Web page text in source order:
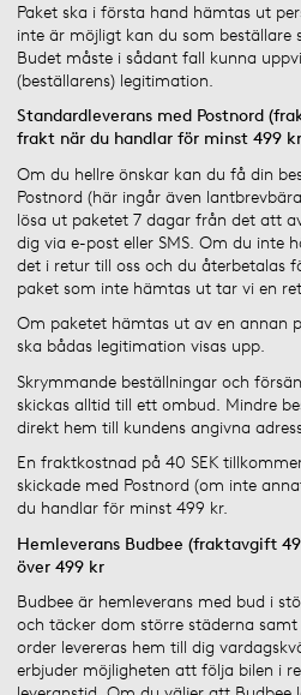
Paket ska i första hand hämtas ut
inte är möjligt kan du som beställare
Budet måste i sådant fall kunna
(beställarens) legitimation.
Standardleverans med Postnord
frakt när du handlar för minst 499 kr
Om du hellre önskar kan du få din
Postnord (här ingår även
lösa ut paketet 7 dagar från det att
dig via e-post eller SMS. Om du inte
det i retur till oss och du återbetalas
paket som inte hämtas ut tar vi en
Om paketet hämtas ut av en annan
ska bådas legitimation visas upp.
Skrymmande beställningar och
skickas alltid till ett ombud. Mindre
direkt hem till kundens angivna
En fraktkostnad på 40 SEK
skickade med Postnord (om inte
du handlar för minst 499 kr.
Hemleverans Budbee (fraktavgift
över 499 kr
Budbee är hemleverans med bud i
och täcker dom större städerna
order levereras hem till dig
erbjuder möjligheten att följa bilen i